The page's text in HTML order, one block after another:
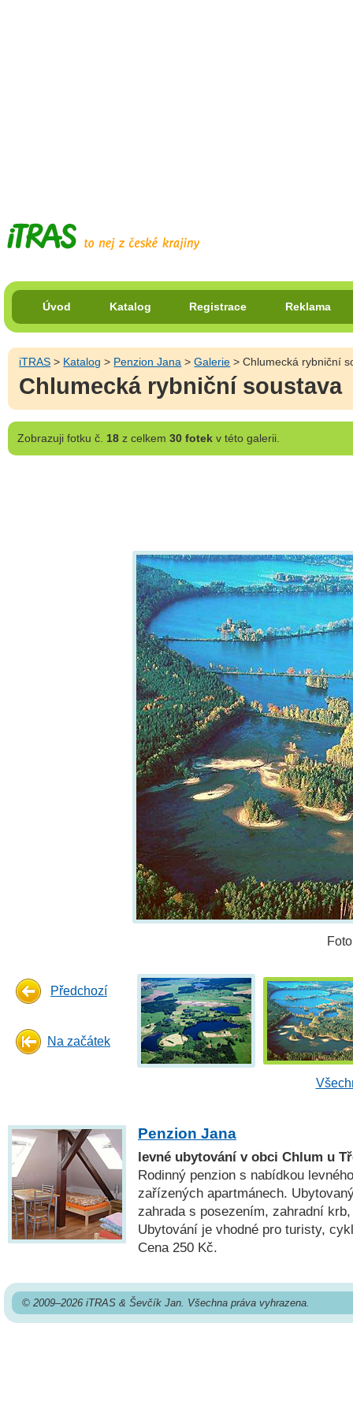
Úvod Katalog Registrace Reklama
iTRAS > Katalog > Penzion Jana >Galerie > Chlumecká rybniční
Chlumecká rybniční soustava
Zobrazujifotku č. 18z celkem 30 fotekv této galerii.
Předchozí
Na začátek
Penzion Jana
levné ubytování v obci Chlum u
Rodinný penzion s nabídkou
zařízených apartmánech.
zahrada s posezením, zahradní
Ubytování je vhodné pro turisty,
Cena 250 Kč.
© 2009–2026 iTRAS & Ševčík Jan. Všechna práva vyhrazena.